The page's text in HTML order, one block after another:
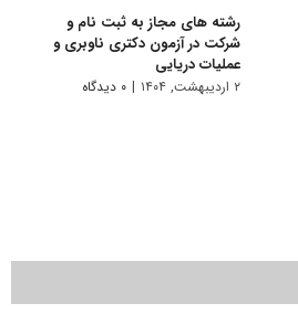
رشته های مجاز به ثبت نام و
شرکت در آزمون دکتری ناوبری و
عملیات دریایی
۲ اردیبهشت, ۱۴۰۴ | ۰ دیدگاه